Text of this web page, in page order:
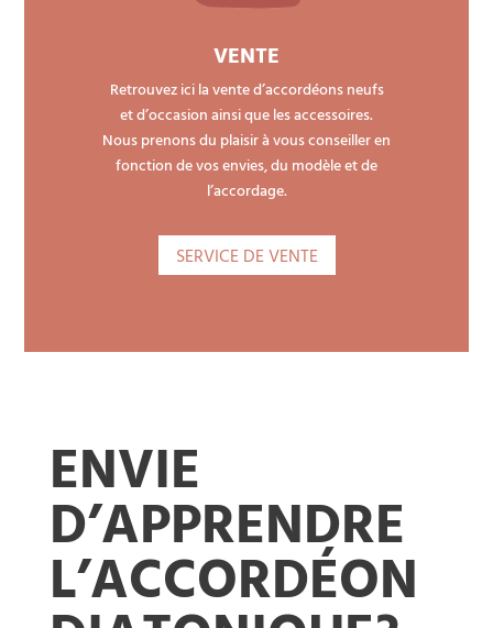
VENTE
Retrouvez ici la vente d’accordéons neufs
et d’occasion ainsi que les accessoires.
Nous prenons du plaisir à vous conseiller en
fonction de vos envies, du modèle et de
l’accordage.
SERVICE DE VENTE
ENVIE
D’APPRENDRE
L’ACCORDÉON